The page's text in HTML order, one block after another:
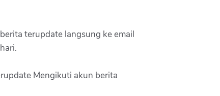
terupdate langsung ke email
Mengikuti akun berita